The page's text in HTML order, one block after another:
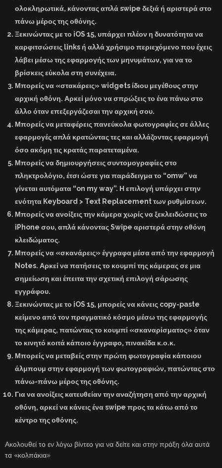
ολοκληρωτικά, κάνοντας απλά swipe δεξιά ή αριστερά στο
πάνω μέρος της οθόνης.
Ξεκινώντας με το iOS 15, υπάρχει πλέον η δυνατότητα να
καρφιτσώσεις links ή αλλά χρήσιμο περιεχόμενο που έχεις
λάβει μέσω της εφαρμογής των μηνυμάτων, για να το
βρίσκεις εύκολα στη συνέχεια.
Μπορείς να «στακάρεις» widgets ίδιου μεγέθους στην
αρχική οθόνη. Αρκεί μόνο να σπρώξεις το ένα πάνω στο
άλλο όταν επεξεργάζεσαι την αρχική σου.
Μπορείς να μεταφέρεις πανεύκολα φωτογραφίες σε άλλες
εφαρμογές απλά κρατώντας τες και αλλάζοντας εφαρμογή
όσο ακόμη τις κρατάς παρατεταμένα.
Μπορείς να δημιουργήσεις συντομογραφίες στο
πληκτρολόγιο, έτσι ώστε για παράδειγμα το “omw” να
γίνεται αυτόματα “on my way”. Η επιλογή υπάρχει στην
ενότητα Keyboard > Text Replacement των ρυθμίσεων.
Μπορείς να ανοίξεις την κάμερα χωρίς να ξεκλειδώσεις το
iPhone σου, απλά κάνοντας Swipe αριστερά στην οθόνη
κλειδώματος.
Μπορείς να «σκανάρεις» έγγραφα μέσα από την εφαρμογή
Notes. Αρκεί να πατήσεις το κουμπί της κάμερας σε μια
σημείωση και έπειτα την σχετική επιλογή σάρωσης
εγγράφου.
Ξεκινώντας με το iOS 15, μπορείς να κάνεις copy-paste
κείμενο από τον πραγματικό κόσμο μέσω της εφαρμογής
της κάμερας, πατώντας το κουμπί «σκαναρίσματος» όταν
το κινητό κοιτά κάποιο έγγραφο, πινακίδα κ.ο.κ.
Μπορείς να μεταβείς στην πρώτη φωτογραφία κάποιου
άλμπουμ στην εφαρμογή των φωτογραφιών, πατώντας στο
πάνω-πάνω μέρος της οθόνης.
Για να ανοίξεις κατευθείαν την αναζήτηση από την αρχική
οθόνη, αρκεί να κάνεις ένα swipe προς τα κάτω από το
κέντρο της οθόνης.
Ακολουθεί το εν λόγω βίντεο για να δείτε και στην πράξη όλα αυτά
τα «κολπάκια»